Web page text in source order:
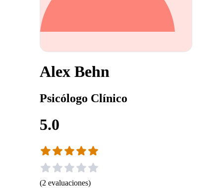
Alex Behn
Psicólogo Clínico
5.0
(2 evaluaciones)